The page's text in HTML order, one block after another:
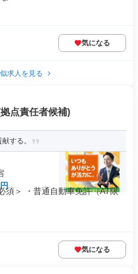
気になる
求人を見る
点責任者候補)
する。
須＞ ・普通自動車免許（AT限
気になる